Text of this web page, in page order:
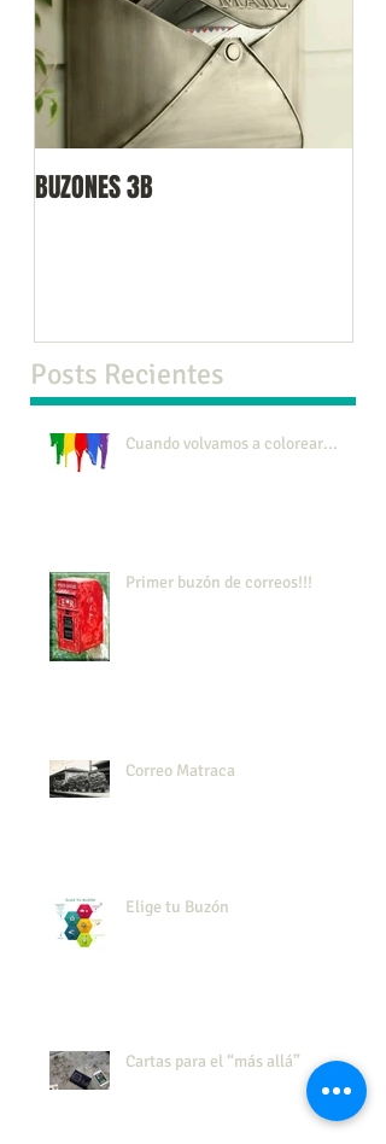
BUZONES 3B
Posts Recientes
Cuando volvamos a colorear...
Primer buzón de correos!!!
Correo Matraca
Elige tu Buzón
Cartas para el “más allá”